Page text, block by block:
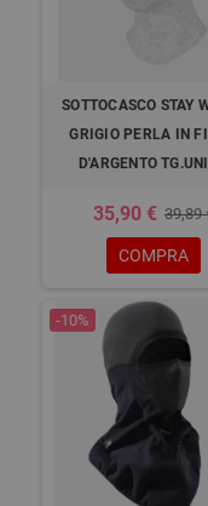
SOTTOCASCO STAY
GRIGIO PERLA IN
D'ARGENTO
35,90 € 39,89
COMPRA
-10%